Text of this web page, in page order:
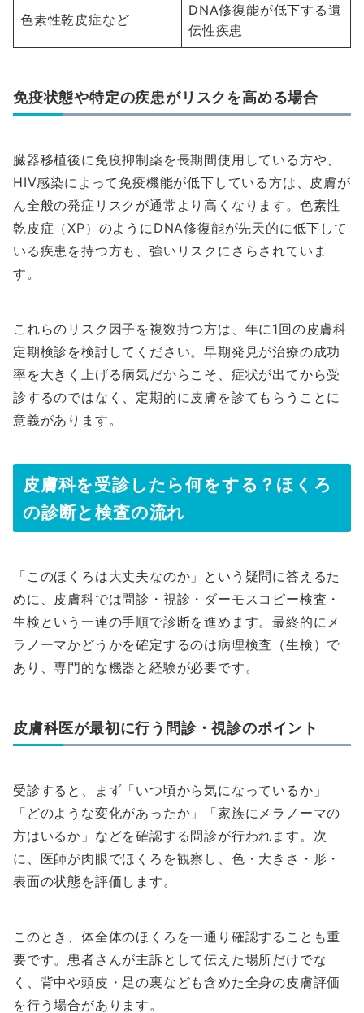
色素性乾皮症など
DNA修復能が低下する遺
伝性疾患
免疫状態や特定の疾患がリスクを高める場合
臓器移植後に免疫抑制薬を長期間使用している方や、
HIV感染によって免疫機能が低下している方は、皮膚が
ん全般の発症リスクが通常より高くなります。色素性
乾皮症（XP）のようにDNA修復能が先天的に低下して
いる疾患を持つ方も、強いリスクにさらされていま
す。
これらのリスク因子を複数持つ方は、年に1回の皮膚科
定期検診を検討してください。早期発見が治療の成功
率を大きく上げる病気だからこそ、症状が出てから受
診するのではなく、定期的に皮膚を診てもらうことに
意義があります。
皮膚科を受診したら何をする？ほくろ
の診断と検査の流れ
「このほくろは大丈夫なのか」という疑問に答えるた
めに、皮膚科では問診・視診・ダーモスコピー検査・
生検という一連の手順で診断を進めます。最終的にメ
ラノーマかどうかを確定するのは病理検査（生検）で
あり、専門的な機器と経験が必要です。
皮膚科医が最初に行う問診・視診のポイント
受診すると、まず「いつ頃から気になっているか」
「どのような変化があったか」「家族にメラノーマの
方はいるか」などを確認する問診が行われます。次
に、医師が肉眼でほくろを観察し、色・大きさ・形・
表面の状態を評価します。
このとき、体全体のほくろを一通り確認することも重
要です。患者さんが主訴として伝えた場所だけでな
く、背中や頭皮・足の裏なども含めた全身の皮膚評価
を行う場合があります。